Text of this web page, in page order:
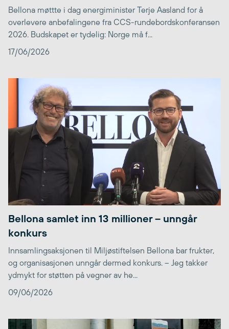
Bellona møttte i dag energiminister Terje Aasland for å
overlevere anbefalingene fra CCS-rundebordskonferansen
2026. Budskapet er tydelig: Norge må f...
17/06/2026
Bellona samlet inn 13 millioner – unngår
konkurs
Innsamlingsaksjonen til Miljøstiftelsen Bellona bar frukter,
og organisasjonen unngår dermed konkurs. – Jeg takker
ydmykt for støtten på vegner av he...
09/06/2026